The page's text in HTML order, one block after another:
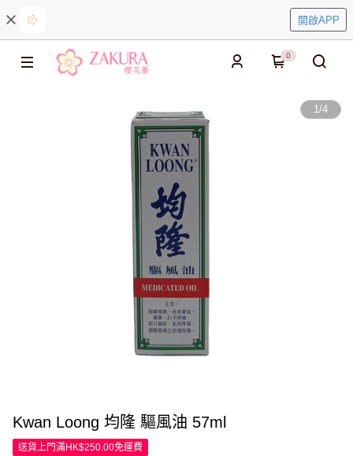
開啟APP
0
1/4
Kwan Loong 均隆 驅風油 57ml
送貨上門滿HK$250.00免運費